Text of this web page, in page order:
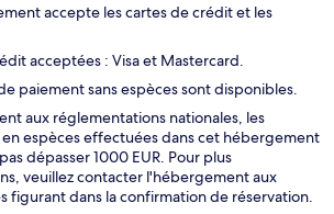
accepte les cartes de crédit et les
acceptées : Visa et Mastercard.
paiement sans espèces sont disponibles.
aux réglementations nationales, les
espèces effectuées dans cet hébergement
dépasser 1000 EUR. Pour plus
veuillez contacter l'hébergement aux
figurant dans la confirmation de réservation.